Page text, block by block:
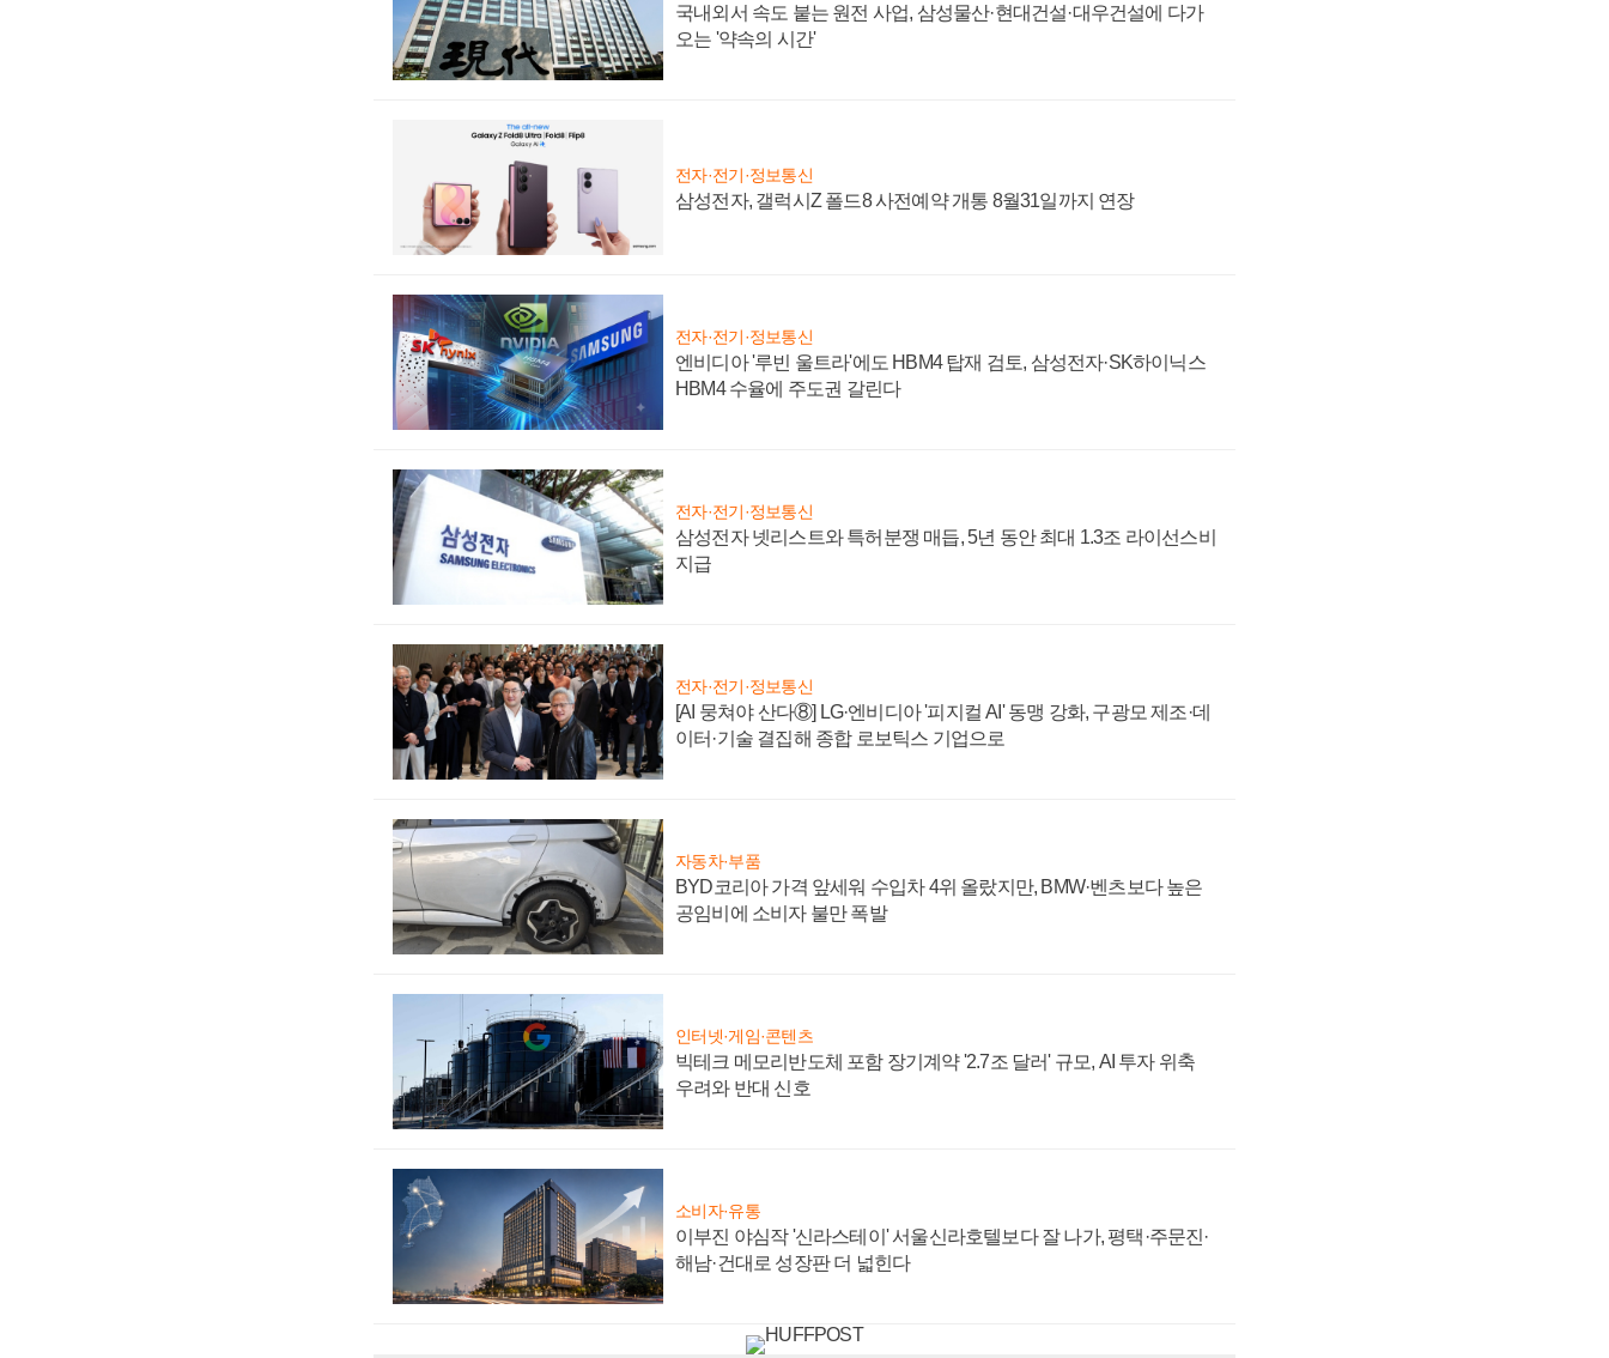
국내외서 속도 붙는 원전 사업, 삼성물산·현대건설·대우건설에 다가
오는 '약속의 시간'
전자·전기·정보통신
삼성전자, 갤럭시Z 폴드8 사전예약 개통 8월31일까지 연장
전자·전기·정보통신
엔비디아 '루빈 울트라'에도 HBM4 탑재 검토, 삼성전자·SK하이닉스
HBM4 수율에 주도권 갈린다
전자·전기·정보통신
삼성전자 넷리스트와 특허분쟁 매듭, 5년 동안 최대 1.3조 라이선스비
지급
전자·전기·정보통신
[AI 뭉쳐야 산다⑧] LG·엔비디아 '피지컬 AI' 동맹 강화, 구광모 제조·데
이터·기술 결집해 종합 로보틱스 기업으로
자동차·부품
BYD코리아 가격 앞세워 수입차 4위 올랐지만, BMW·벤츠보다 높은
공임비에 소비자 불만 폭발
인터넷·게임·콘텐츠
빅테크 메모리반도체 포함 장기계약 '2.7조 달러' 규모, AI 투자 위축
우려와 반대 신호
소비자·유통
이부진 야심작 '신라스테이' 서울신라호텔보다 잘 나가, 평택·주문진·
해남·건대로 성장판 더 넓힌다